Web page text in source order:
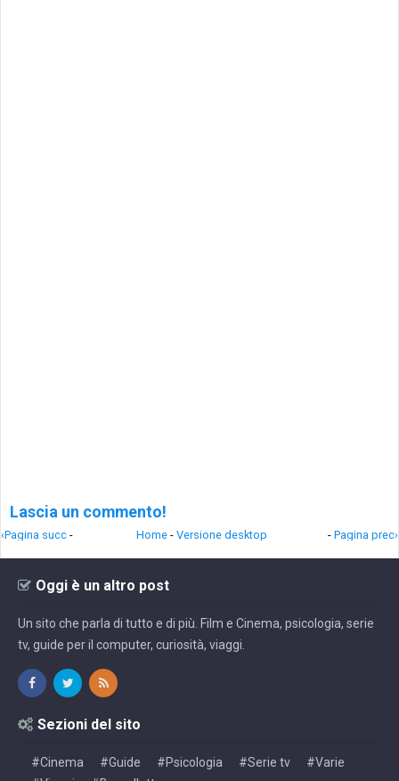
Lascia un commento!
‹Pagina succ - - Pagina prec›
Home - Versione desktop
Oggi è un altro post
Un sito che parla di tutto e di più. Film e Cinema, psicologia, serie
tv, guide per il computer, curiosità, viaggi.
Sezioni del sito
#Cinema #Guide #Psicologia #Serie tv
#Varie